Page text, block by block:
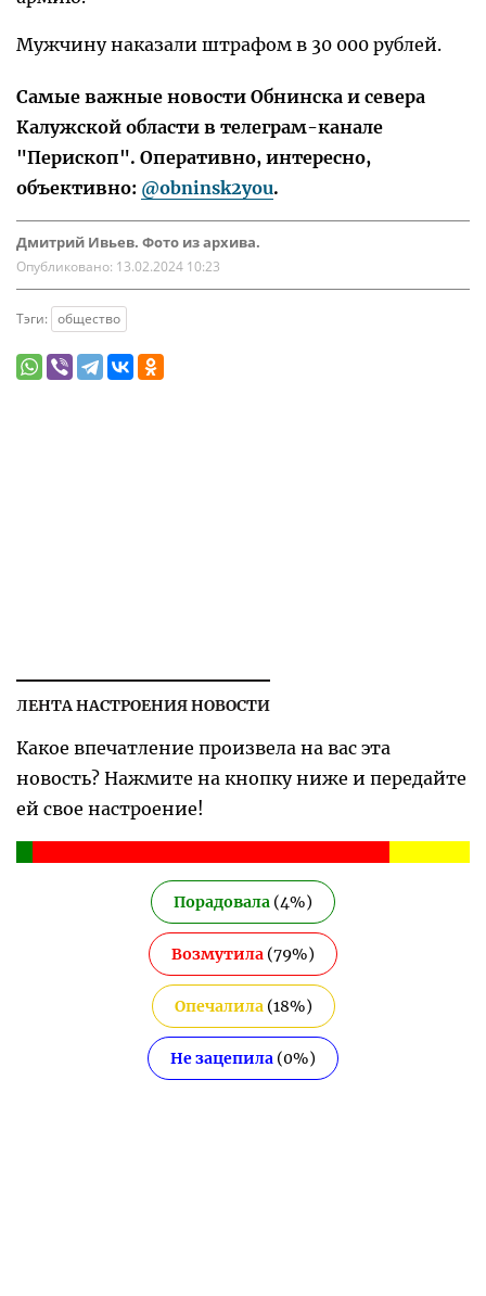
Мужчину наказали штрафом в 30 000 рублей.
Самые важные новости Обнинска и севера
Калужской области в телеграм-канале
"Перископ". Оперативно, интересно,
объективно: @obninsk2you.
Дмитрий Ивьев. Фото из архива.
Опубликовано: 13.02.2024 10:23
Тэги: общество
ЛЕНТА НАСТРОЕНИЯ НОВОСТИ
Какое впечатление произвела на вас эта
новость? Нажмите на кнопку ниже и передайте
ей свое настроение!
Порадовала (4%)
Возмутила (79%)
Опечалила(18%)
Не зацепила (0%)